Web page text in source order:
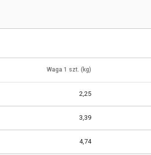
Waga 1 szt. (kg)
2,25
3,39
4,74